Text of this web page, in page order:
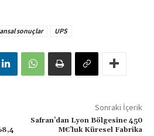
sonuçlar UPS
Sonraki İçerik
Safran’dan Lyon Bölgesine 450
M€’luk Küresel Fabrika